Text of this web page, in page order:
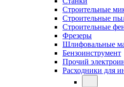
Строительные
Строительные
Строительные
Фрезеры
Шлифовальные
Бензоинструмент
Прочий
Расходники для